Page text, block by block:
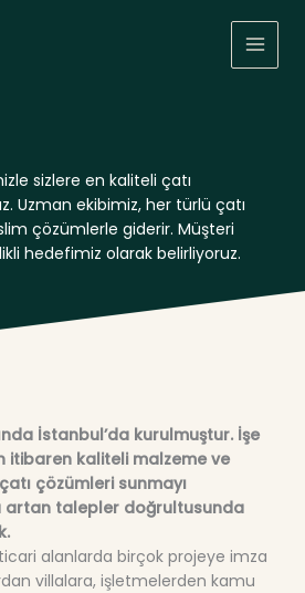
sizlere en kaliteli çatı
Uzman ekibimiz, her türlü çatı
çözümlerle giderir. Müşteri
hedefimiz olarak belirliyoruz.
İstanbul’da kurulmuştur. İşe
itibaren kaliteli malzeme ve
çözümleri sunmayı
artan talepler doğrultusunda
ticari alanlarda birçok projeye imza
villalara, işletmelerden kamu